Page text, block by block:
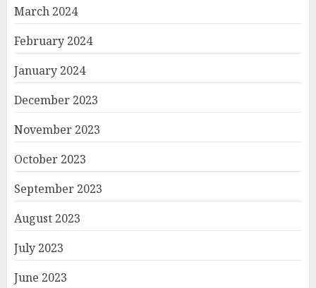
March 2024
February 2024
January 2024
December 2023
November 2023
October 2023
September 2023
August 2023
July 2023
June 2023